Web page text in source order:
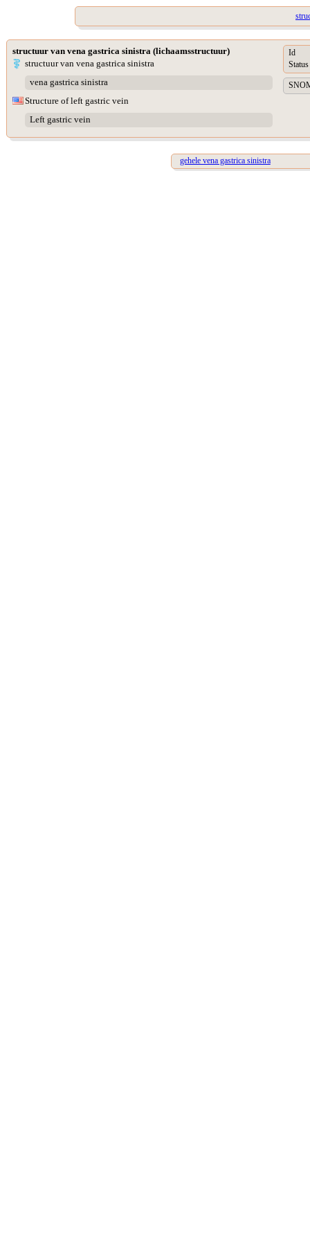
structuur van vena gastrica sinistra (lichaamsstructuur)
structuur van vena gastrica sinistra
vena gastrica sinistra
Structure of left gastric vein
Left gastric vein
Id
Status
gehele vena gastrica sinistra